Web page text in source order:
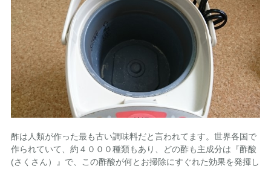
酢は人類が作った最も古い調味料だと言われてます。世界各国で
作られていて、約４０００種類もあり、どの酢も主成分は『酢酸
(さくさん）』で、この酢酸が何とお掃除にすぐれた効果を発揮し